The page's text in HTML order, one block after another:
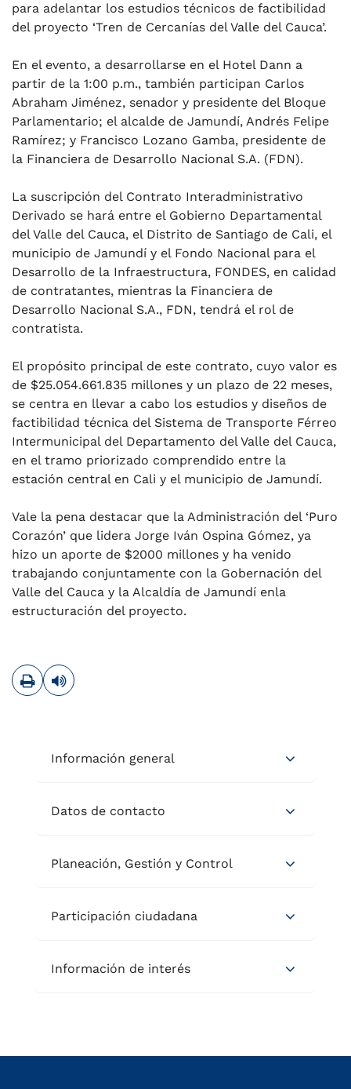
para adelantar los estudios técnicos de factibilidad
del proyecto ‘Tren de Cercanías del Valle del Cauca’.
En el evento, a desarrollarse en el Hotel Dann a
partir de la 1:00 p.m., también participan Carlos
Abraham Jiménez, senador y presidente del Bloque
Parlamentario; el alcalde de Jamundí, Andrés Felipe
Ramírez; y Francisco Lozano Gamba, presidente de
la Financiera de Desarrollo Nacional S.A. (FDN).
La suscripción del Contrato Interadministrativo
Derivado se hará entre el Gobierno Departamental
del Valle del Cauca, el Distrito de Santiago de Cali, el
municipio de Jamundí y el Fondo Nacional para el
Desarrollo de la Infraestructura, FONDES, en calidad
de contratantes, mientras la Financiera de
Desarrollo Nacional S.A., FDN, tendrá el rol de
contratista.
El propósito principal de este contrato, cuyo valor es
de $25.054.661.835 millones y un plazo de 22 meses,
se centra en llevar a cabo los estudios y diseños de
factibilidad técnica del Sistema de Transporte Férreo
Intermunicipal del Departamento del Valle del Cauca,
en el tramo priorizado comprendido entre la
estación central en Cali y el municipio de Jamundí.
Vale la pena destacar que la Administración del ‘Puro
Corazón’ que lidera Jorge Iván Ospina Gómez, ya
hizo un aporte de $2000 millones y ha venido
trabajando conjuntamente con la Gobernación del
Valle del Cauca y la Alcaldía de Jamundí enla
estructuración del proyecto.
ImprimirLeer contenido
Información general
Datos de contacto
Planeación, Gestión y Control
Participación ciudadana
Información de interés